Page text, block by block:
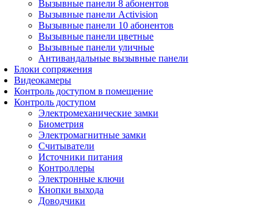
Вызывные панели 8 абонентов
Вызывные панели Activision
Вызывные панели 10 абонентов
Вызывные панели цветные
Вызывные панели уличные
Антивандальные вызывные панели
Блоки сопряжения
Видеокамеры
Контроль доступом в помещение
Контроль доступом
Электромеханические замки
Биометрия
Электромагнитные замки
Считыватели
Источники питания
Контроллеры
Электронные ключи
Кнопки выхода
Доводчики